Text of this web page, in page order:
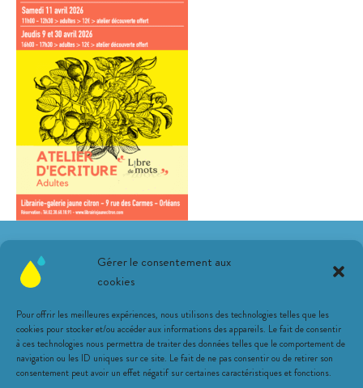
Gérer le consentement aux
cookies
Pour offrir les meilleures expériences, nous utilisons des technologies telles que les
cookies pour stocker et/ou accéder aux informations des appareils. Le fait de consentir
à ces technologies nous permettra de traiter des données telles que le comportement de
navigation ou les ID uniques sur ce site. Le fait de ne pas consentir ou de retirer son
consentement peut avoir un effet négatif sur certaines caractéristiques et fonctions.
Suivez-nous sur les réseaux !
Une librairie citronnée
Animations